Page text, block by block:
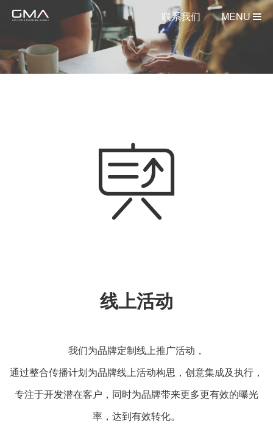
联系我们 MENU
线上活动
我们为品牌定制线上推广活动，
通过整合传播计划为品牌线上活动构思，创意集成及执行，
专注于开发潜在客户，同时为品牌带来更多更有效的曝光
率，达到有效转化。